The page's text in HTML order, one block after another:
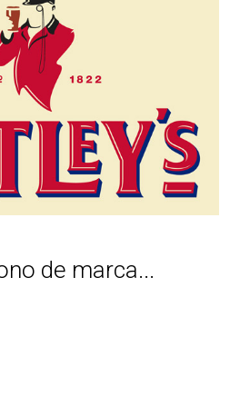
de marca...